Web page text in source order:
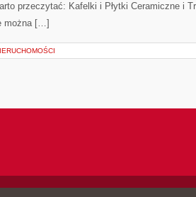
przeczytać: Kafelki i Płytki Ceramiczne i
można […]